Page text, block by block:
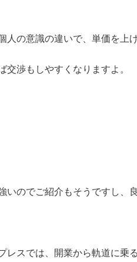
人の意識の違いで、単価を上
渉もしやすくなりますよ。
のでご紹介もそうですし、
レスでは、開業から軌道に乗